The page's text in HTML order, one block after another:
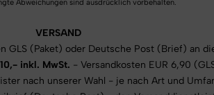
Abweichungen sind ausdrücklich vorbehalten.
VERSAND
(Paket) oder Deutsche Post (Brief) an
inkl. MwSt. - Versandkosten EUR 6,90
nach unserer Wahl - je nach Art und